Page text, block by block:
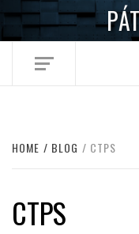
Skip
HOME BLOG CTPS
CTPS